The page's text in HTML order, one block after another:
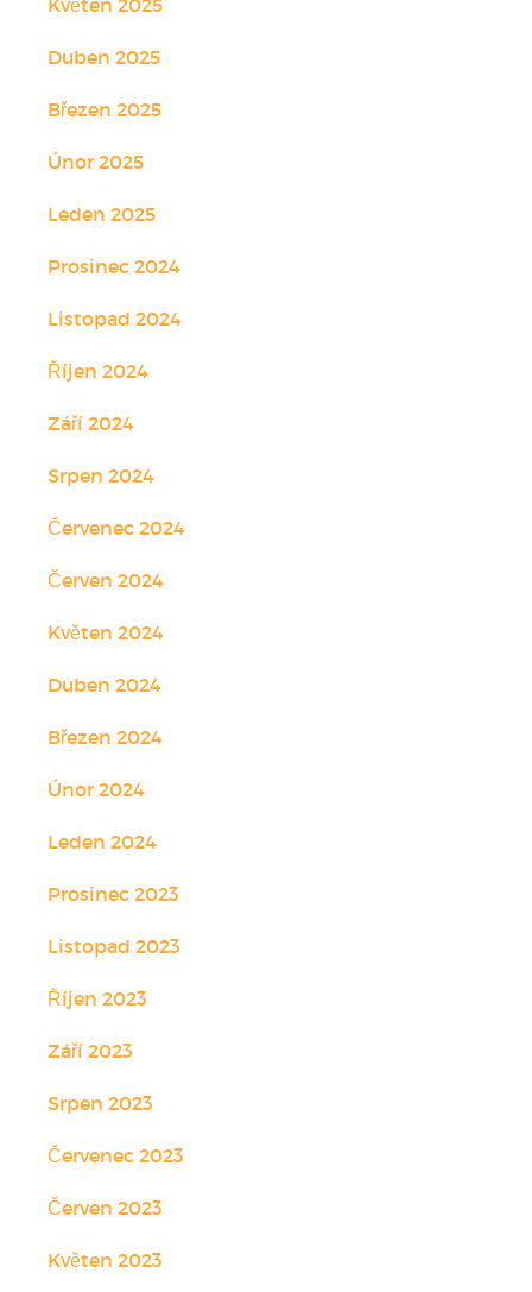
Květen 2025
Duben 2025
Březen 2025
Únor 2025
Leden 2025
Prosinec 2024
Listopad 2024
Říjen 2024
Září 2024
Srpen 2024
Červenec 2024
Červen 2024
Květen 2024
Duben 2024
Březen 2024
Únor 2024
Leden 2024
Prosinec 2023
Listopad 2023
Říjen 2023
Září 2023
Srpen 2023
Červenec 2023
Červen 2023
Květen 2023